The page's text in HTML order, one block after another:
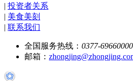
| 投资者关系
| 美食美刻
| 联系我们
全国服务热线： 0377-69660000
邮箱：